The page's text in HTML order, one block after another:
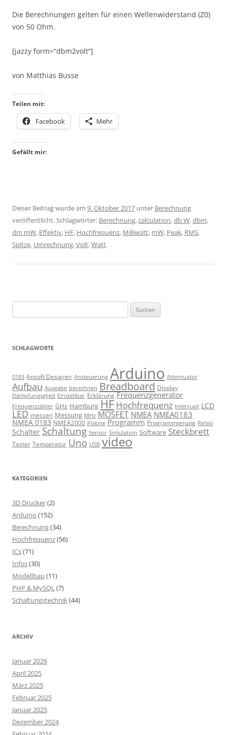
Die Berechnungen gelten für einen Wellenwiderstand (Z0)
von 50 Ohm.
[jazzy form=“dbm2volt“]
von Matthias Busse
Teilen mit:
Facebook Mehr
Gefällt mir:
Dieser Beitrag wurde am 9. Oktober 2017 unter Berechnung
veröffentlicht. Schlagwörter: Berechnung,calculation,db W,dbm,
dm mW, Effektiv, HF, Hochfrequenz, Milliwatt, mW, Peak, RMS,
Spitze, Umrechnung,Volt,Watt.
nach:
SCHLAGWORTE
0183 Ansoft Designer Ansteuerung Arduino Attentuator
Aufbau Ausgabe berechnen Breadboard Display
Dämpfungsglied Einstellbar Erklärung Frequenzgenerator
Frequenzzähler GHz Hamburg HF Hochfrequenz Interrupt LCD
LED messen Messung MHz MOSFET NMEA NMEA0183
NMEA 0183 NMEA2000 Platine Programm Programmierung Relais
Schalter Schaltung Sensor Simulation Software Steckbrett
Taster Temperatur Uno USB video
KATEGORIEN
3D Drucker(2)
Arduino (152)
Berechnung(34)
Hochfrequenz(56)
ICs(71)
Infos(30)
Modellbau (11)
PHP & MySQL(7)
Schaltungstechnik(44)
ARCHIV
Januar 2026
April 2025
März 2025
Februar 2025
Januar 2025
Dezember 2024